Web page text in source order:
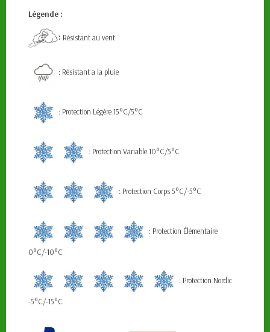
Légende :
: Résistant au vent
: Résistant a la pluie
: Protection Légère 15°C/5°C
: Protection Variable 10°C/5°C
: Protection Corps 5°C/-5°C
: Protection Élémentaire
0°C/-10°C
: Protection Nordic
-5°C/-15°C